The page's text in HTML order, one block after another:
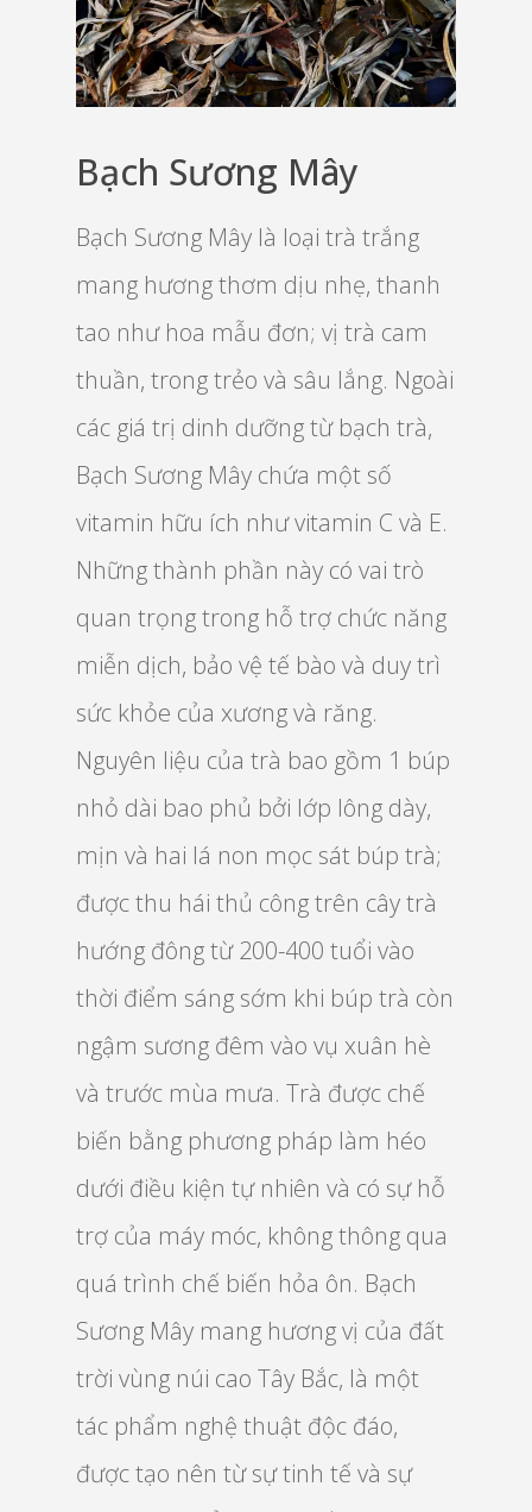
Bạch Sương Mây
Bạch Sương Mây là loại trà trắng
mang hương thơm dịu nhẹ, thanh
tao như hoa mẫu đơn; vị trà cam
thuần, trong trẻo và sâu lắng. Ngoài
các giá trị dinh dưỡng từ bạch trà,
Bạch Sương Mây chứa một số
vitamin hữu ích như vitamin C và E.
Những thành phần này có vai trò
quan trọng trong hỗ trợ chức năng
miễn dịch, bảo vệ tế bào và duy trì
sức khỏe của xương và răng.
Nguyên liệu của trà bao gồm 1 búp
nhỏ dài bao phủ bởi lớp lông dày,
mịn và hai lá non mọc sát búp trà;
được thu hái thủ công trên cây trà
hướng đông từ 200-400 tuổi vào
thời điểm sáng sớm khi búp trà còn
ngậm sương đêm vào vụ xuân hè
và trước mùa mưa. Trà được chế
biến bằng phương pháp làm héo
dưới điều kiện tự nhiên và có sự hỗ
trợ của máy móc, không thông qua
quá trình chế biến hỏa ôn. Bạch
Sương Mây mang hương vị của đất
trời vùng núi cao Tây Bắc, là một
tác phẩm nghệ thuật độc đáo,
được tạo nên từ sự tinh tế và sự